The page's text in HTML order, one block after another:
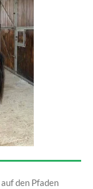
auf den Pfaden